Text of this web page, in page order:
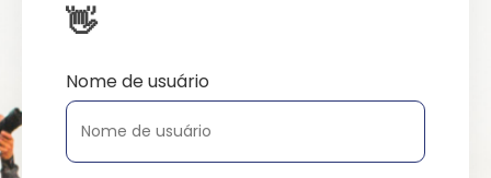
👋
Nome de usuário